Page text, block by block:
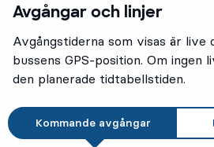
Avgångar och linjer
Avgångstiderna som visas är live
bussens GPS-position. Om ingen
den planerade tidtabellstiden.
Kommande avgångar